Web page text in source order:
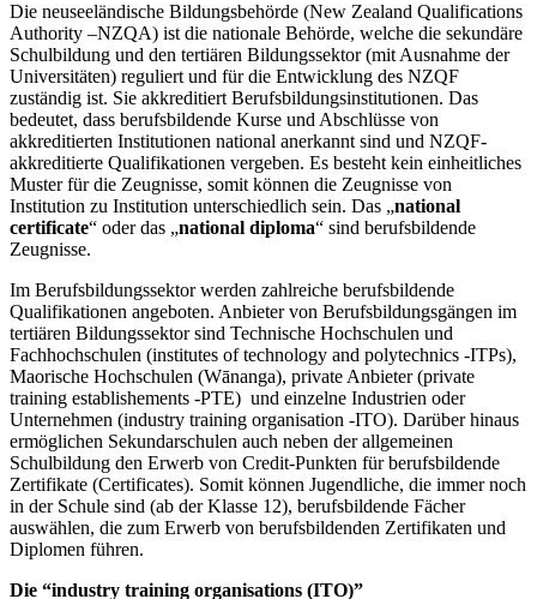
Die neuseeländische Bildungsbehörde (New Zealand Qualifications
Authority –NZQA) ist die nationale Behörde, welche die sekundäre
Schulbildung und den tertiären Bildungssektor (mit Ausnahme der
Universitäten) reguliert und für die Entwicklung des NZQF
zuständig ist. Sie akkreditiert Berufsbildungsinstitutionen. Das
bedeutet, dass berufsbildende Kurse und Abschlüsse von
akkreditierten Institutionen national anerkannt sind und NZQF-
akkreditierte Qualifikationen vergeben. Es besteht kein einheitliches
Muster für die Zeugnisse, somit können die Zeugnisse von
Institution zu Institution unterschiedlich sein. Das „national
certificate“ oder das „national diploma“ sind berufsbildende
Zeugnisse.
Im Berufsbildungssektor werden zahlreiche berufsbildende
Qualifikationen angeboten. Anbieter von Berufsbildungsgängen im
tertiären Bildungssektor sind Technische Hochschulen und
Fachhochschulen (institutes of technology and polytechnics -ITPs),
Maorische Hochschulen (Wānanga), private Anbieter (private
training establishements -PTE) und einzelne Industrien oder
Unternehmen (industry training organisation -ITO). Darüber hinaus
ermöglichen Sekundarschulen auch neben der allgemeinen
Schulbildung den Erwerb von Credit-Punkten für berufsbildende
Zertifikate (Certificates). Somit können Jugendliche, die immer noch
in der Schule sind (ab der Klasse 12), berufsbildende Fächer
auswählen, die zum Erwerb von berufsbildenden Zertifikaten und
Diplomen führen.
Die “industry training organisations (ITO)”